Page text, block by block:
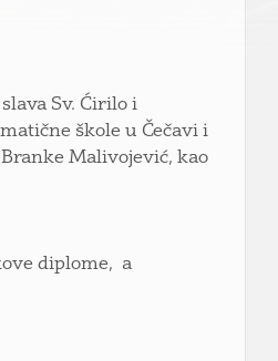
Sv. Ćirilo i
škole u Čečavi i
Malivojević, kao
diplome, a